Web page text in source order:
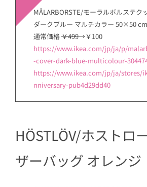
MÅLARBORSTE/モーラルボルステク
ダークブルー マルチカラー 50×50 cm
通常価格￥499→￥100
https://www.ikea.com/jp/ja/p/
-cover-dark-blue-multicolour-
https://www.ikea.com/jp/ja/stores/
nniversary-pub4d29dd40
HÖSTLÖV/ホストロ
ザーバッグ オレンジ